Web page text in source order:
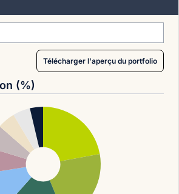
Télécharger l'aperçu du portfolio
(%)